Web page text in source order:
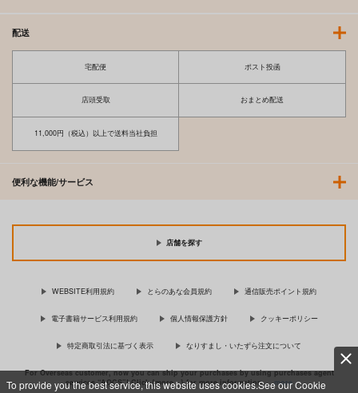
To provide you the best service, this website uses cookies.See our Cookie
配送
宅配便 ポスト投函
店頭受取 おまとめ配送
11,000円（税込）以上で送料当社負担
便利な機能/サービス
店舗を探す
WEBSITE利用規約 とらのあな会員規約 通信販売ポイント規約
電子書籍サービス利用規約 個人情報保護方針 クッキーポリシー
特定商取引法に基づく表示 なりすまし・いたずら注文について
For Overseas customer, now you can ship your purchases by using purchases agent
services “AOCS”! Click {more…} for more information …more